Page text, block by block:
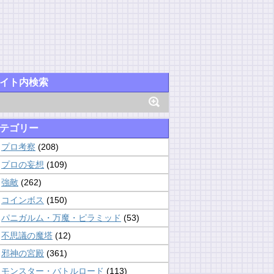
ト内検索
ゴリー
プロ考察 (208)
プロの妄想 (109)
強敵 (262)
コインボス (150)
パニガルム・万魔・ピラミッド (53)
不思議の魔塔 (12)
邪神の宮殿 (361)
モンスター・バトルロード (113)